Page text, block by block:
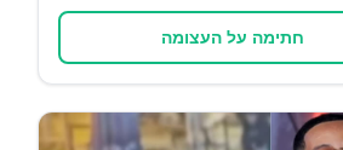
חתימה על העצומה